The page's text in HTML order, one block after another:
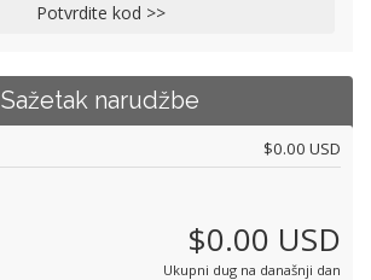
Potvrdite kod >>
Sažetak narudžbe
$0.00 USD
$0.00 USD
Ukupni dug na današnji dan